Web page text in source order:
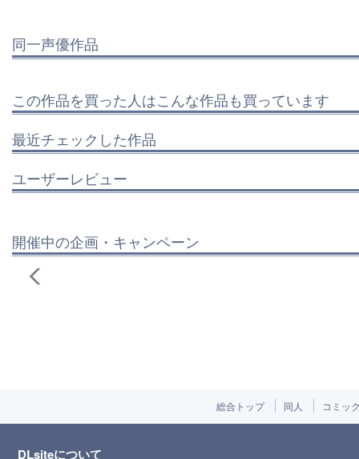
同一声優作品
この作品を買った人はこんな作品も買っています
最近チェックした作品
ユーザーレビュー
開催中の企画・キャンペーン
総合トップ 同人 コミッ
DLsiteについて